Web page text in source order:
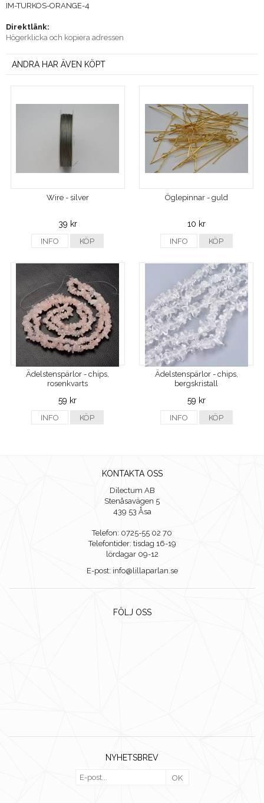
IM-TURKOS-ORANGE-4
Direktlänk:
Högerklicka och kopiera adressen
ANDRA HAR ÄVEN KÖPT
Wire - silver
39 kr
INFO KÖP
Öglepinnar - guld
10 kr
INFO KÖP
Ädelstenspärlor - chips,
rosenkvarts
59 kr
INFO KÖP
Ädelstenspärlor - chips,
bergskristall
59 kr
INFO KÖP
KONTAKTA OSS
Dilectum AB
Stenåsavägen 5
439 53 Åsa
Telefon: 0725-55 02 70
Telefontider: tisdag 16-19
lördagar 09-12
E-post: info@lillaparlan.se
FÖLJ OSS
NYHETSBREV
OK